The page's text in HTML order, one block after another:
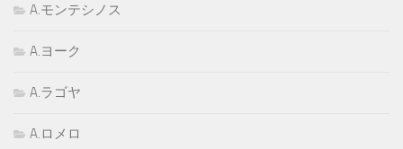
A.モンテシノス
A.ヨーク
A.ラゴヤ
A.ロメロ